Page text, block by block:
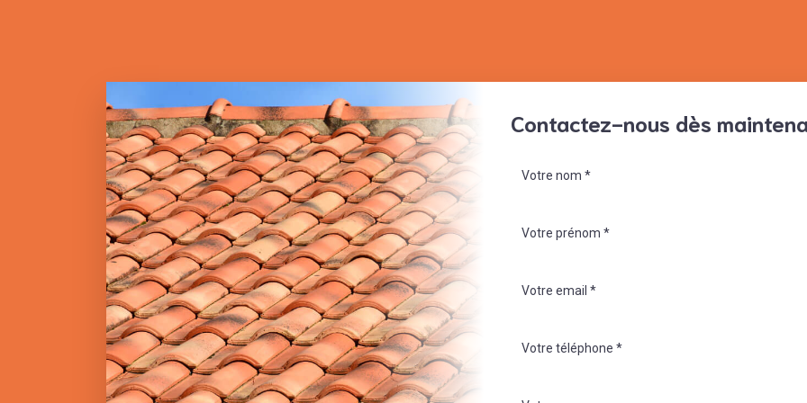
Contactez-nous dès